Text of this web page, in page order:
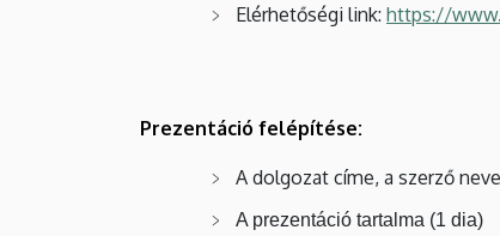
Elérhetőségi link: https://
Prezentáció felépítése:
A dolgozat címe, a szerző neve
A prezentáció tartalma (1 dia)